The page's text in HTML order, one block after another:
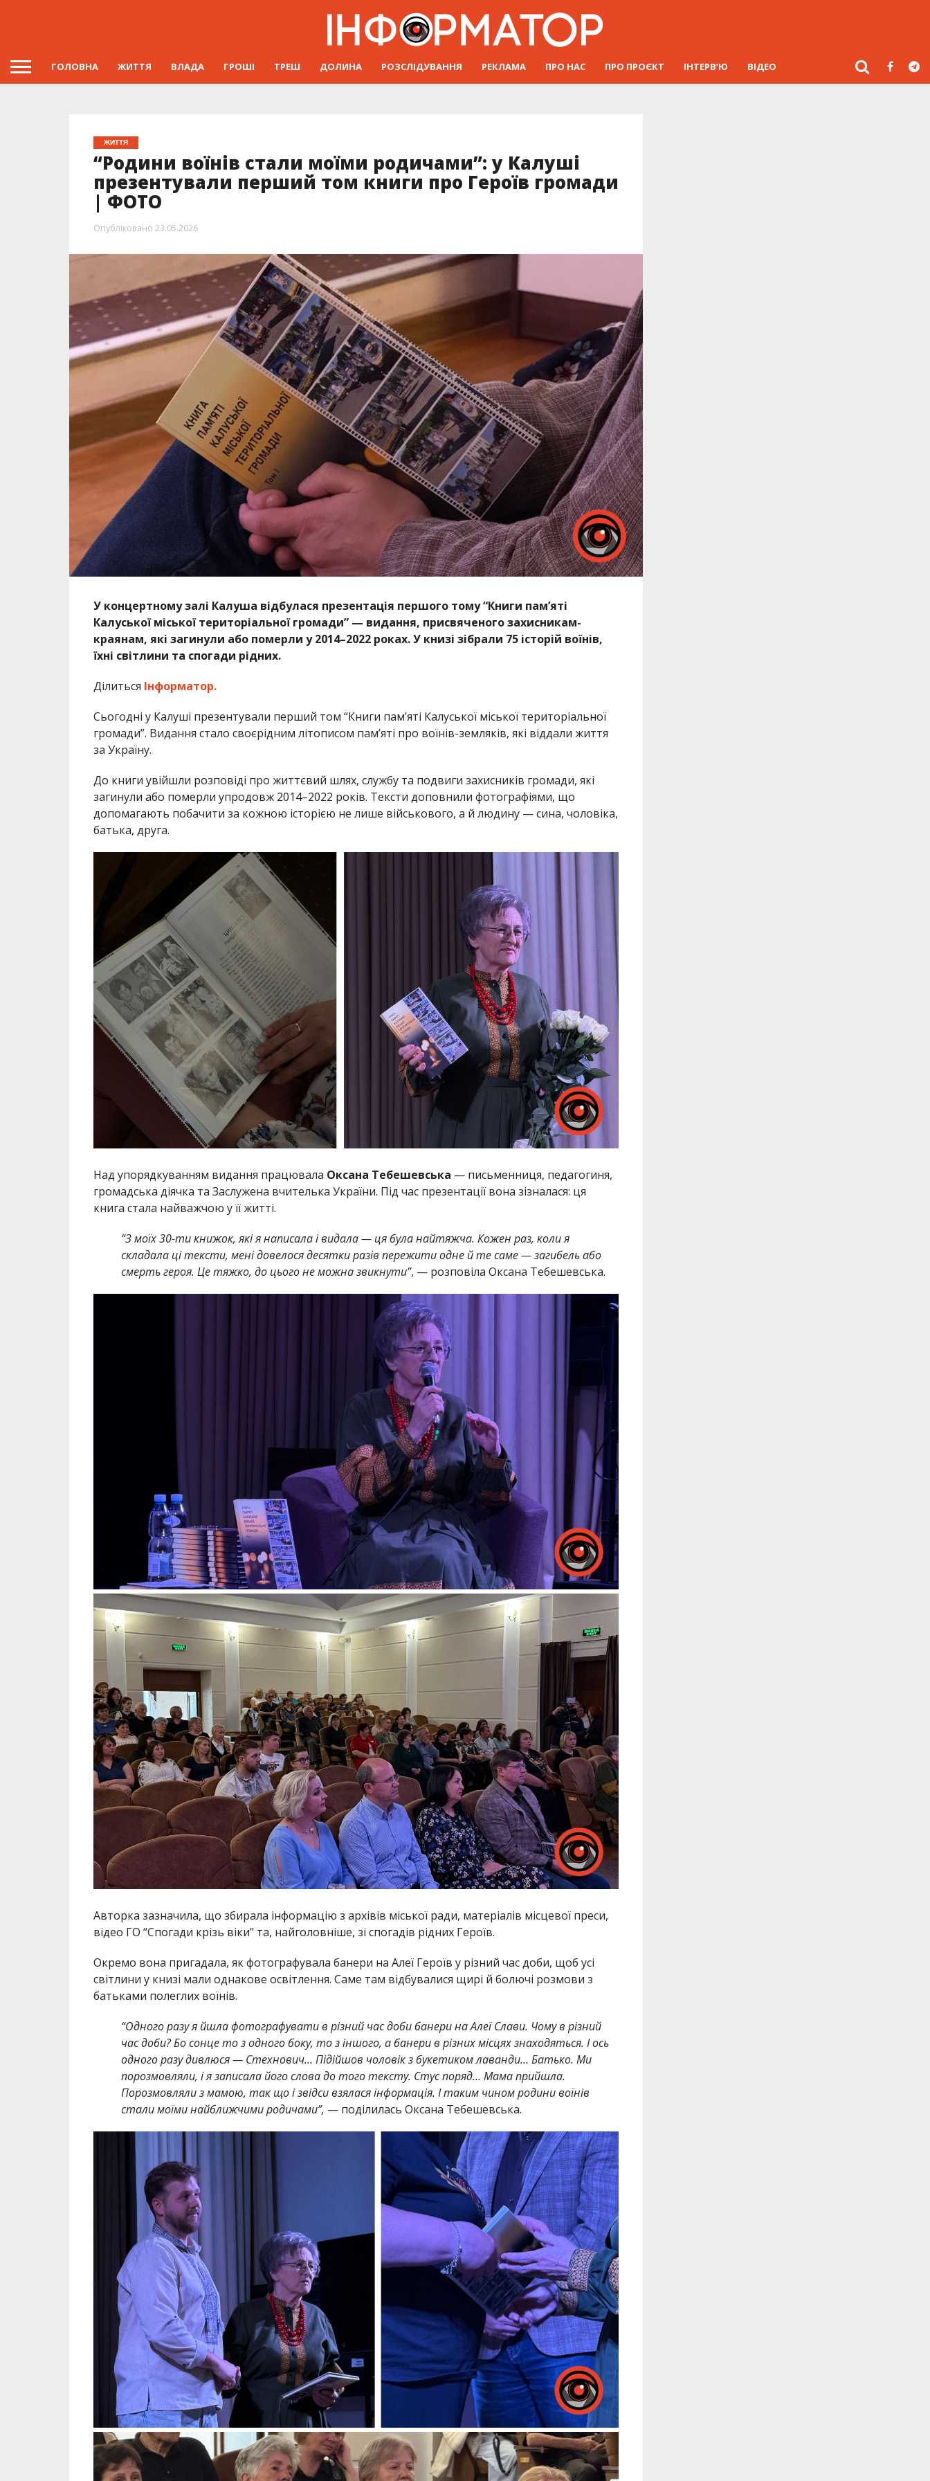
ГОЛОВНА ЖИТТЯ ВЛАДА ГРОШІ ТРЕШ ДОЛИНА РОЗСЛІДУВАННЯ РЕКЛАМА ПРО НАС ПРО ПРОЄКТ ІНТЕРВ’Ю ВІДЕО
ЖИТТЯ
“Родини воїнів стали моїми родичами”: у Калуші
презентували перший том книги про Героїв громади
| ФОТО
Опубліковано 23.05.2026
У концертному залі Калуша відбулася презентація першого тому “Книги пам’яті
Калуської міської територіальної громади” — видання, присвяченого захисникам-
краянам, які загинули або померли у 2014–2022 роках. У книзі зібрали 75 історій воїнів,
їхні світлини та спогади рідних.
Ділиться Інформатор.
Сьогодні у Калуші презентували перший том “Книги пам’яті Калуської міської територіальної
громади”. Видання стало своєрідним літописом пам’яті про воїнів-земляків, які віддали життя
за Україну.
До книги увійшли розповіді про життєвий шлях, службу та подвиги захисників громади, які
загинули або померли упродовж 2014–2022 років. Тексти доповнили фотографіями, що
допомагають побачити за кожною історією не лише військового, а й людину — сина, чоловіка,
батька, друга.
Над упорядкуванням видання працювала Оксана Тебешевська — письменниця, педагогиня,
громадська діячка та Заслужена вчителька України. Під час презентації вона зізналася: ця
книга стала найважчою у її житті.
“З моїх 30-ти книжок, які я написала і видала — ця була найтяжча. Кожен раз, коли я
складала ці тексти, мені довелося десятки разів пережити одне й те саме — загибель або
смерть героя. Це тяжко, до цього не можна звикнути”, — розповіла Оксана Тебешевська.
Авторка зазначила, що збирала інформацію з архівів міської ради, матеріалів місцевої преси,
відео ГО “Спогади крізь віки”та, найголовніше, зі спогадів рідних Героїв.
Окремо вона пригадала, як фотографувала банери на Алеї Героїв у різний час доби, щоб усі
світлини у книзі мали однакове освітлення. Саме там відбувалися щирі й болючі розмови з
батьками полеглих воїнів.
“Одного разу я йшла фотографувати в різний час доби банери на Алеї Слави. Чому в різний
час доби? Бо сонце то з одного боку, то з іншого, а банери в різних місцях знаходяться. І ось
одного разу дивлюся — Стехнович… Підійшов чоловік з букетиком лаванди… Батько. Ми
порозмовляли, і я записала його слова до того тексту. Стус поряд… Мама прийшла.
Порозмовляли з мамою, так що і звідси взялася інформація. І таким чином родини воїнів
стали моїми найближчими родичами”, — поділилась Оксана Тебешевська.